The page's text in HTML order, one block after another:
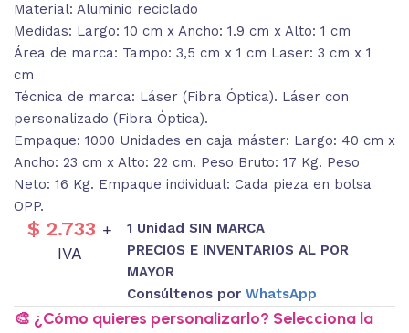
Material: Aluminio reciclado
Medidas: Largo: 10 cm x Ancho: 1.9 cm x Alto: 1 cm
Área de marca: Tampo: 3,5 cm x 1 cm Laser: 3 cm x 1
cm
Técnica de marca: Láser (Fibra Óptica). Láser con
personalizado (Fibra Óptica).
Empaque: 1000 Unidades en caja máster: Largo: 40 cm x
Ancho: 23 cm x Alto: 22 cm. Peso Bruto: 17 Kg. Peso
Neto: 16 Kg. Empaque individual: Cada pieza en bolsa
OPP.
$ 2.733 +
IVA
1 Unidad SIN MARCA
PRECIOS E INVENTARIOS AL POR
MAYOR
Consúltenos por WhatsApp
🎨 ¿Cómo quieres personalizarlo? Selecciona la